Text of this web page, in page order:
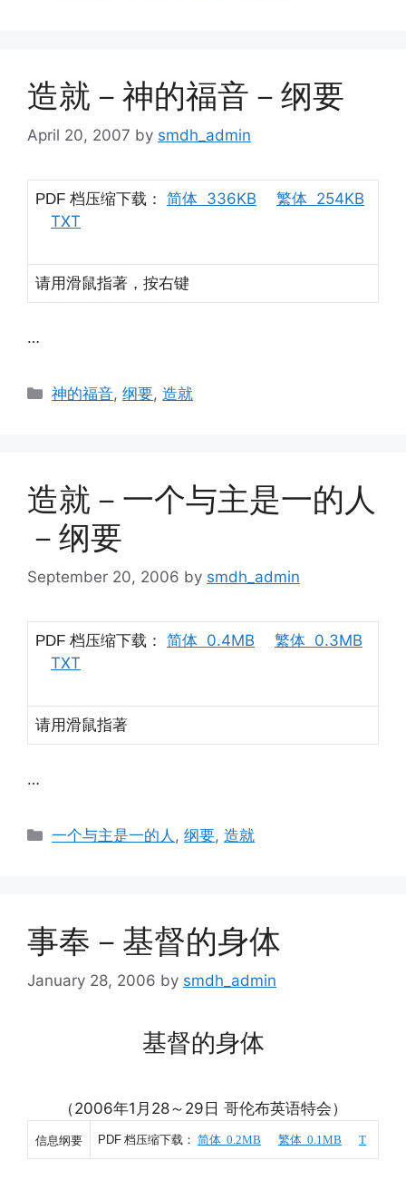
造就－神的福音－纲要
April 20, 2007 by smdh_admin
PDF 档压缩下载： 简体 336KB
繁体 254KB
TXT
请用滑鼠指著，按右键
…
Categories
神的福音,纲要,造就
造就－一个与主是一的人
－纲要
September 20, 2006 by smdh_admin
PDF 档压缩下载： 简体 0.4MB
繁体 0.3MB
TXT
请用滑鼠指著
…
Categories
一个与主是一的人 ,纲要,造就
事奉－基督的身体
January 28, 2006 by smdh_admin
基督的身体
（2006年1月28～29日 哥伦布英语特会）
信息纲要 PDF 档压缩下载： 简体 0.2MB 繁体 0.1MB T